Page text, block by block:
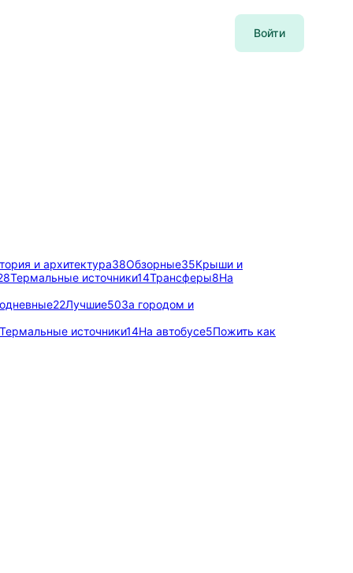
Войти
и архитектура38Обзорные35Крыши и
Термальные источники14Трансферы8На
22Лучшие50За городом и
Термальные источники14На автобусе5Пожить как